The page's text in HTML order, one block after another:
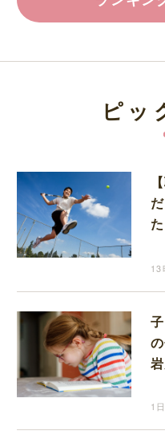
ピッ
13
1